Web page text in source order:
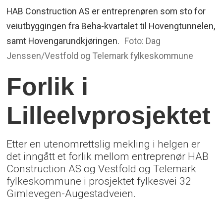
HAB Construction AS er entreprenøren som sto for
veiutbyggingen fra Beha-kvartalet til Hovengtunnelen,
samt Hovengarundkjøringen. Foto: Dag
Jenssen/Vestfold og Telemark fylkeskommune
Forlik i
Lilleelvprosjektet
Etter en utenomrettslig mekling i helgen er
det inngått et forlik mellom entreprenør HAB
Construction AS og Vestfold og Telemark
fylkeskommune i prosjektet fylkesvei 32
Gimlevegen-Augestadveien.